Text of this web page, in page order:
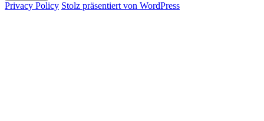
Privacy Policy Stolz präsentiert von WordPress